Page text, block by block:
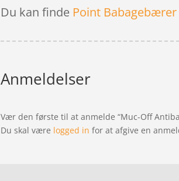
Du kan finde Point
Anmeldelser
Vær den første til at anmelde “Muc-Off
Du skal være logged in for at afgive en